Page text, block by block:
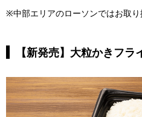
※中部エリアのローソンではお取り
【新発売】大粒かきフラ